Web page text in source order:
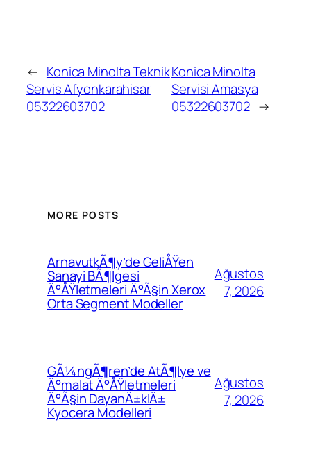
← Konica Minolta Teknik
Servis Afyonkarahisar
05322603702
Konica Minolta
Servisi Amasya
05322603702 →
MORE POSTS
ArnavutkÃ¶y’de GeliÅŸen
Sanayi BÃ¶lgesi
Ä°ÅŸletmeleri Ä°Ã§in Xerox
Orta Segment Modeller
Ağustos
7, 2026
GÃ¼ngÃ¶ren’de AtÃ¶lye ve
Ä°malat Ä°ÅŸletmeleri
Ä°Ã§in DayanÄ±klÄ±
Kyocera Modelleri
Ağustos
7, 2026